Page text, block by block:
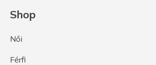
Shop
Női
Férfi